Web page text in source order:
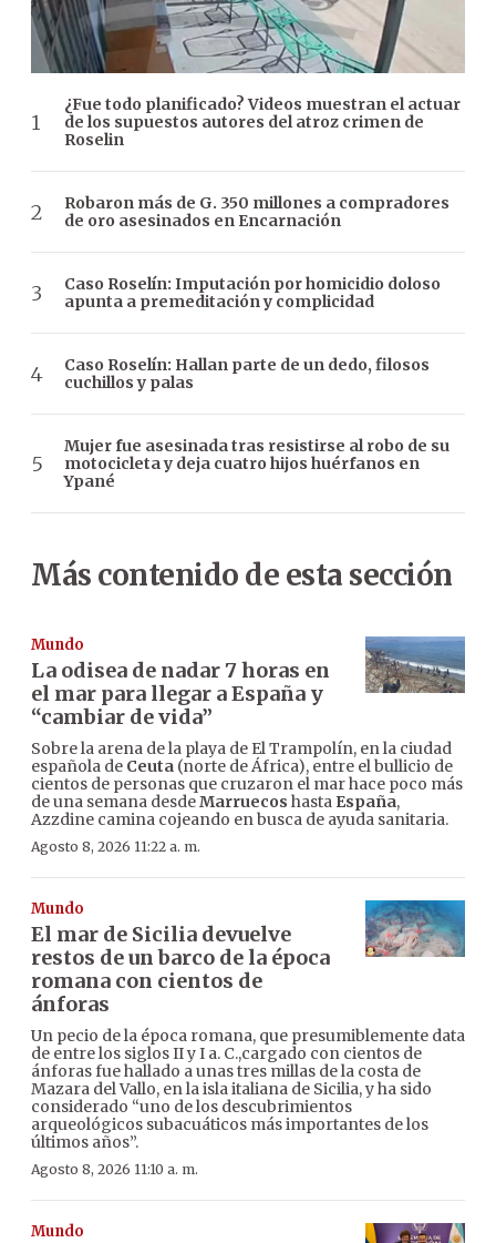
¿Fue todo planificado? Videos muestran el actuar
de los supuestos autores del atroz crimen de
Roselin
Robaron más de G. 350 millones a compradores
de oro asesinados en Encarnación
Caso Roselín: Imputación por homicidio doloso
apunta a premeditación y complicidad
Caso Roselín: Hallan parte de un dedo, filosos
cuchillos y palas
Mujer fue asesinada tras resistirse al robo de su
motocicleta y deja cuatro hijos huérfanos en
Ypané
Más contenido de esta sección
Mundo
La odisea de nadar 7 horas en
el mar para llegar a España y
“cambiar de vida”
Sobre la arena de la playa de El Trampolín, en la ciudad
española de Ceuta (norte de África), entre el bullicio de
cientos de personas que cruzaron el mar hace poco más
de una semana desdeMarruecos hasta España,
Azzdine camina cojeando en busca de ayuda sanitaria.
Agosto 8, 2026 11:22 a. m.
Mundo
El mar de Sicilia devuelve
restos de un barco de la época
romana con cientos de
ánforas
Un pecio de la época romana, que presumiblemente data
de entre los siglos II y I a. C.,cargado con cientos de
ánforas fue hallado a unas tres millas de la costa de
Mazara del Vallo, en la isla italiana de Sicilia, y ha sido
considerado “uno de los descubrimientos
arqueológicos subacuáticos más importantes de los
últimos años”.
Agosto 8, 2026 11:10 a. m.
Mundo